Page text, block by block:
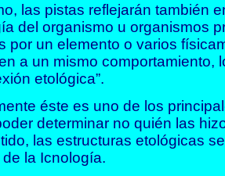
las pistas reflejarán también
del organismo u organismos
por un elemento o varios
a un mismo comportamiento,
etológica”.
éste es uno de los
determinar no quién las
las estructuras etológicas
la Icnología.